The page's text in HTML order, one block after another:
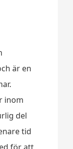
är en
inom
del
tid